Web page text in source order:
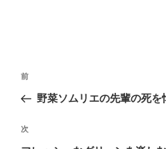
投
ナ
ビ
前
の
稿
前
野菜ソムリエの先輩の死を
次
の
次